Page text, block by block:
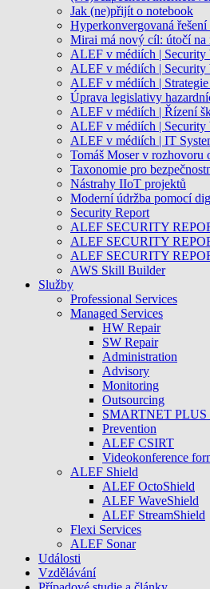
Jak (ne)přijít o notebook
Hyperkonvergovaná
Mirai má nový cíl: útočí na
ALEF v médiích | Security
ALEF v médiích | Security
ALEF v médiích |
Úprava legislativy
ALEF v médiích | Řízení
ALEF v médiích | Security
ALEF v médiích | IT
Tomáš Moser v rozhovoru
Taxonomie pro
Nástrahy IIoT projektů
Moderní údržba pomocí
Security Report
ALEF SECURITY
ALEF SECURITY
ALEF SECURITY
AWS Skill Builder
Služby
Professional Services
Managed Services
HW Repair
SW Repair
Administration
Advisory
Monitoring
Outsourcing
SMARTNET PLUS
Prevention
ALEF CSIRT
Videokonference
ALEF Shield
ALEF OctoShield
ALEF WaveShield
ALEF StreamShield
Flexi Services
ALEF Sonar
Události
Vzdělávání